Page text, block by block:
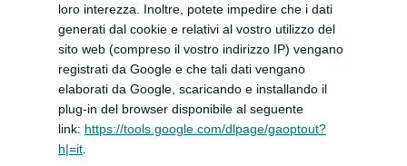
loro interezza. Inoltre, potete impedire che i dati
generati dal cookie e relativi al vostro utilizzo del
sito web (compreso il vostro indirizzo IP) vengano
registrati da Google e che tali dati vengano
elaborati da Google, scaricando e installando il
plug-in del browser disponibile al seguente
link: https://tools.google.com/dlpage/gaoptout?
h|=it